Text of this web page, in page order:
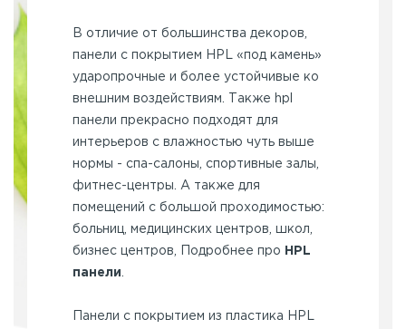
В отличие от большинства декоров,
панели с покрытием HPL «под камень»
ударопрочные и более устойчивые ко
внешним воздействиям. Также hpl
панели прекрасно подходят для
интерьеров с влажностью чуть выше
нормы - спа-салоны, спортивные залы,
фитнес-центры. А также для
помещений с большой проходимостью:
больниц, медицинских центров, школ,
бизнес центров, Подробнее про
HPL
панели
Панели с покрытием из пластика HPL